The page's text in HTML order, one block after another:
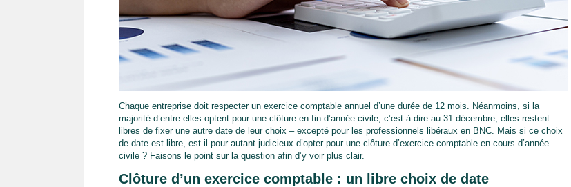
Chaque entreprise doit respecter un exercice comptable annuel d’une durée de 12 mois. Néanmoins, si la
majorité d’entre elles optent pour une clôture en fin d’année civile, c’est-à-dire au 31 décembre, elles restent
libres de fixer une autre date de leur choix – excepté pour les professionnels libéraux en BNC. Mais si ce choix
de date est libre, est-il pour autant judicieux d’opter pour une clôture d’exercice comptable en cours d’année
civile ? Faisons le point sur la question afin d’y voir plus clair.
Clôture d’un exercice comptable : un libre choix de date